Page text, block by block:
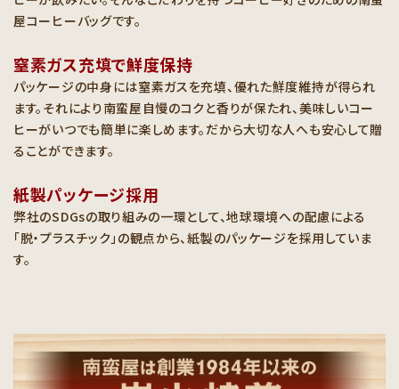
屋コーヒーバッグです。
窒素ガス充填で鮮度保持
パッケージの中身には窒素ガスを充填、優れた鮮度維持が得られ
ます。それにより南蛮屋自慢のコクと香りが保たれ、美味しいコー
ヒーがいつでも簡単に楽しめます。だから大切な人へも安心して贈
ることができます。
紙製パッケージ採用
弊社のSDGsの取り組みの一環として、地球環境への配慮による
「脱・プラスチック」の観点から、紙製のパッケージを採用していま
す。